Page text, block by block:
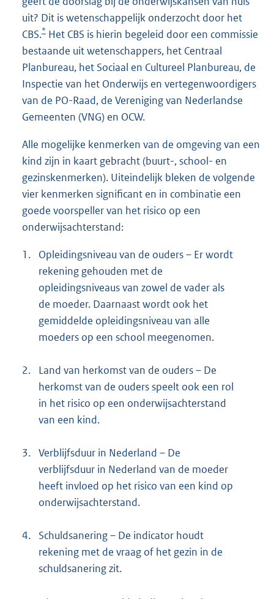
uit? Dit is wetenschappelijk onderzocht door het
CBS.* Het CBS is hierin begeleid door een commissie
bestaande uit wetenschappers, het Centraal
Planbureau, het Sociaal en Cultureel Planbureau, de
Inspectie van het Onderwijs en vertegenwoordigers
van de PO-Raad, de Vereniging van Nederlandse
Gemeenten (VNG) en OCW.
Alle mogelijke kenmerken van de omgeving van een
kind zijn in kaart gebracht (buurt-, school- en
gezinskenmerken). Uiteindelijk bleken de volgende
vier kenmerken significant en in combinatie een
goede voorspeller van het risico op een
onderwijsachterstand:
1.
Opleidingsniveau van de ouders – Er wordt
rekening gehouden met de
opleidingsniveaus van zowel de vader als
de moeder. Daarnaast wordt ook het
gemiddelde opleidingsniveau van alle
moeders op een school meegenomen.
2.
Land van herkomst van de ouders – De
herkomst van de ouders speelt ook een rol
in het risico op een onderwijsachterstand
van een kind.
3. Verblijfsduur in Nederland – De
verblijfsduur in Nederland van de moeder
heeft invloed op het risico van een kind op
onderwijsachterstand.
4.
Schuldsanering – De indicator houdt
rekening met de vraag of het gezin in de
schuldsanering zit.